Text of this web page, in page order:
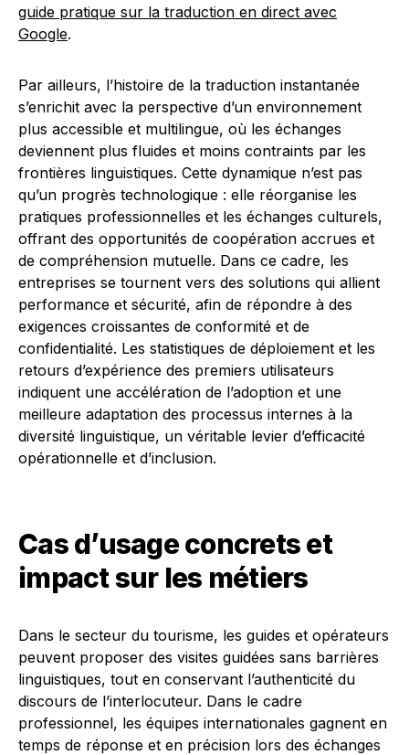
guide pratique sur la traduction en direct avec
Google.
Par ailleurs, l’histoire de la traduction instantanée
s’enrichit avec la perspective d’un environnement
plus accessible et multilingue, où les échanges
deviennent plus fluides et moins contraints par les
frontières linguistiques. Cette dynamique n’est pas
qu’un progrès technologique : elle réorganise les
pratiques professionnelles et les échanges culturels,
offrant des opportunités de coopération accrues et
de compréhension mutuelle. Dans ce cadre, les
entreprises se tournent vers des solutions qui allient
performance et sécurité, afin de répondre à des
exigences croissantes de conformité et de
confidentialité. Les statistiques de déploiement et les
retours d’expérience des premiers utilisateurs
indiquent une accélération de l’adoption et une
meilleure adaptation des processus internes à la
diversité linguistique, un véritable levier d’efficacité
opérationnelle et d’inclusion.
Cas d’usage concrets et
impact sur les métiers
Dans le secteur du tourisme, les guides et opérateurs
peuvent proposer des visites guidées sans barrières
linguistiques, tout en conservant l’authenticité du
discours de l’interlocuteur. Dans le cadre
professionnel, les équipes internationales gagnent en
temps de réponse et en précision lors des échanges